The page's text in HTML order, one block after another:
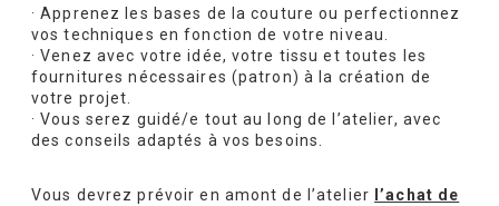
· Apprenez les bases de la couture ou perfectionnez
vos techniques en fonction de votre niveau.
· Venez avec votre idée, votre tissu et toutes les
fournitures nécessaires (patron) à la création de
votre projet.
· Vous serez guidé/e tout au long de l’atelier, avec
des conseils adaptés à vos besoins.
Vous devrez prévoir en amont de l’atelier
l’achat de